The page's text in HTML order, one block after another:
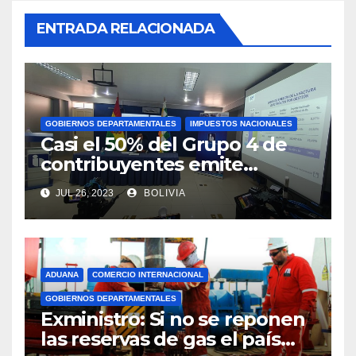
ENTRADA RELACIONADA
GOBIERNOS DEPARTAMENTALES IMPUESTOS NACIONALES
Casi el 50% del Grupo 4 de
contribuyentes emite
facturas en línea antes del
plazo fijado
JUL 26, 2023 BOLIVIA
ADUANA COMERCIO INTERNACIONAL
GOBIERNOS DEPARTAMENTALES
Exministro: Si no se reponen
las reservas de gas el país